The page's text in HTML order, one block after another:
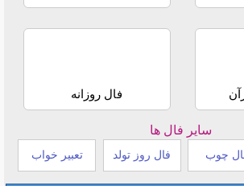
فال روزانه
سایر فال ها
چوب فال روز تولد تعبیر خواب